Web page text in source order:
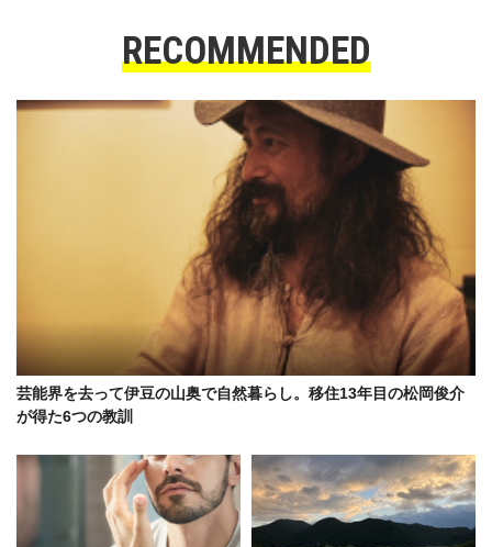
RECOMMENDED
芸能界を去って伊豆の山奥で自然暮らし。移住13年目の松岡俊介
が得た6つの教訓